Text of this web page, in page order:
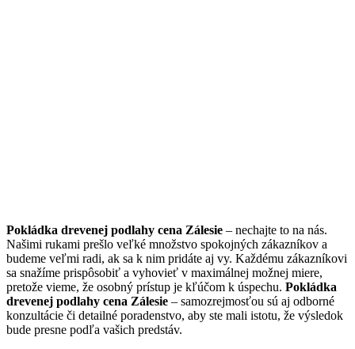
Pokládka drevenej podlahy cena Zálesie – nechajte to na nás.
Našimi rukami prešlo veľké množstvo spokojných zákazníkov a
budeme veľmi radi, ak sa k nim pridáte aj vy. Každému zákazníkovi
sa snažíme prispôsobiť a vyhovieť v maximálnej možnej miere,
pretože vieme, že osobný prístup je kľúčom k úspechu. Pokládka
drevenej podlahy cena Zálesie – samozrejmosťou sú aj odborné
konzultácie či detailné poradenstvo, aby ste mali istotu, že výsledok
bude presne podľa vašich predstáv.